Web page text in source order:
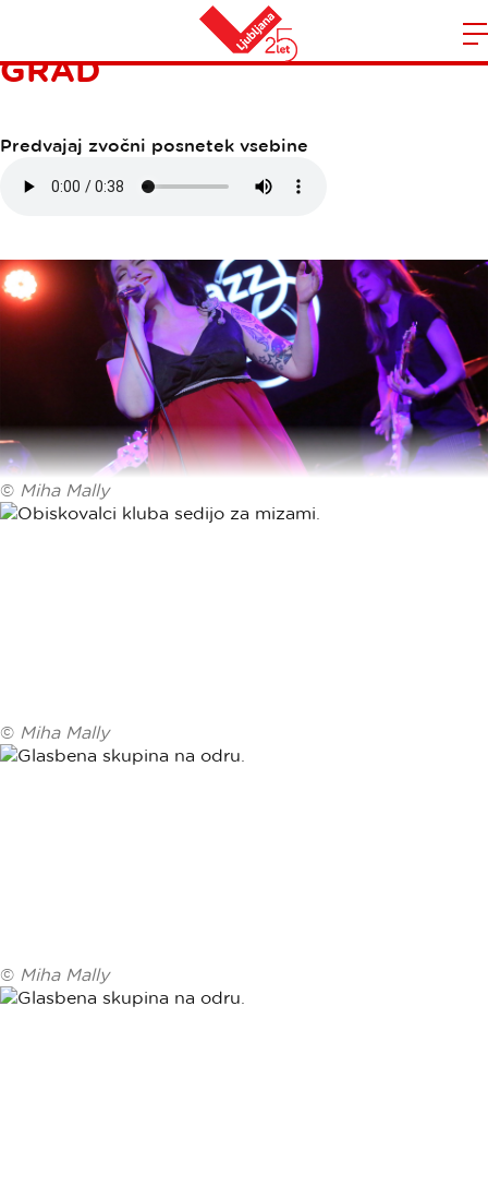
Domov
JAZZ CLUB LJUBLJANSKI
GRAD
Predvajaj zvočni posnetek vsebine
© Miha Mally
© Miha Mally
© Miha Mally